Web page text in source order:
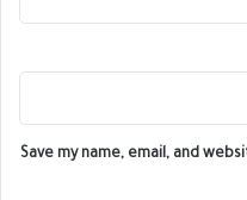
Save my name, email, and